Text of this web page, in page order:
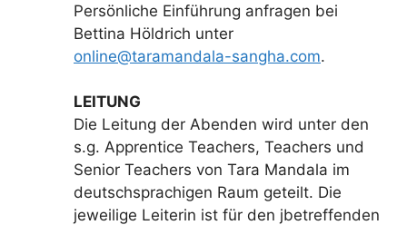
Persönliche Einführung anfragen bei
Bettina Höldrich unter
online@taramandala-sangha.com.
LEITUNG
Die Leitung der Abenden wird unter den
s.g. Apprentice Teachers, Teachers und
Senior Teachers von Tara Mandala im
deutschsprachigen Raum geteilt. Die
jeweilige Leiterin ist für den jbetreffenden